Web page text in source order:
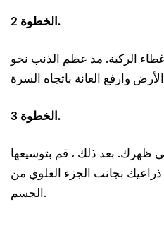
الخطوة 2.
الركبة. مد عظم الذنب نحو
الخطوة 3.
ظهرك. بعد ذلك ، قم بتوسيعها
بجانب الجزء العلوي من
الجسم.